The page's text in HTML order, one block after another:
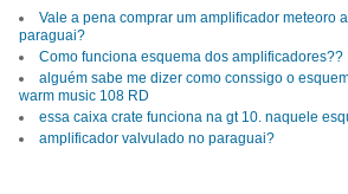
Vale a pena comprar um amplificador meteoro
paraguai?
Como funciona esquema dos amplificadores??
alguém sabe me dizer como conssigo o
warm music 108 RD
essa caixa crate funciona na gt 10. naquele
amplificador valvulado no paraguai?